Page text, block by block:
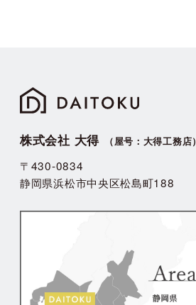
株式会社 大得 （屋号：大得工務店）
〒430-0834
静岡県浜松市中央区松島町188